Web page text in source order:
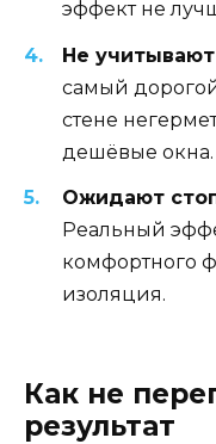
эффект не
Не
самый
стене
дешёвые окна.
Ожидают
Реальный
комфортного
изоляция.
Как не
результат